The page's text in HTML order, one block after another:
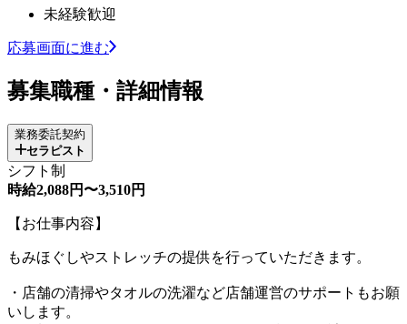
未経験歓迎
応募画面に進む
募集職種・詳細情報
業務委託契約
セラピスト
シフト制
時給2,088円〜3,510円
【お仕事内容】
もみほぐしやストレッチの提供を行っていただきます。
・店舗の清掃やタオルの洗濯など店舗運営のサポートもお願
いします。